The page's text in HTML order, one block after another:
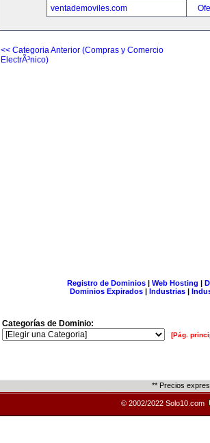
ventademoviles.com
<< Categoria Anterior (Compras y Comercio
ElectrÃ³nico)
Registro de Dominios| Web Hosting |
Dominios Expirados | Industrias |
Categorías de Dominio:
[Pág.
** Precios
© 2002/2022 Solo10.com